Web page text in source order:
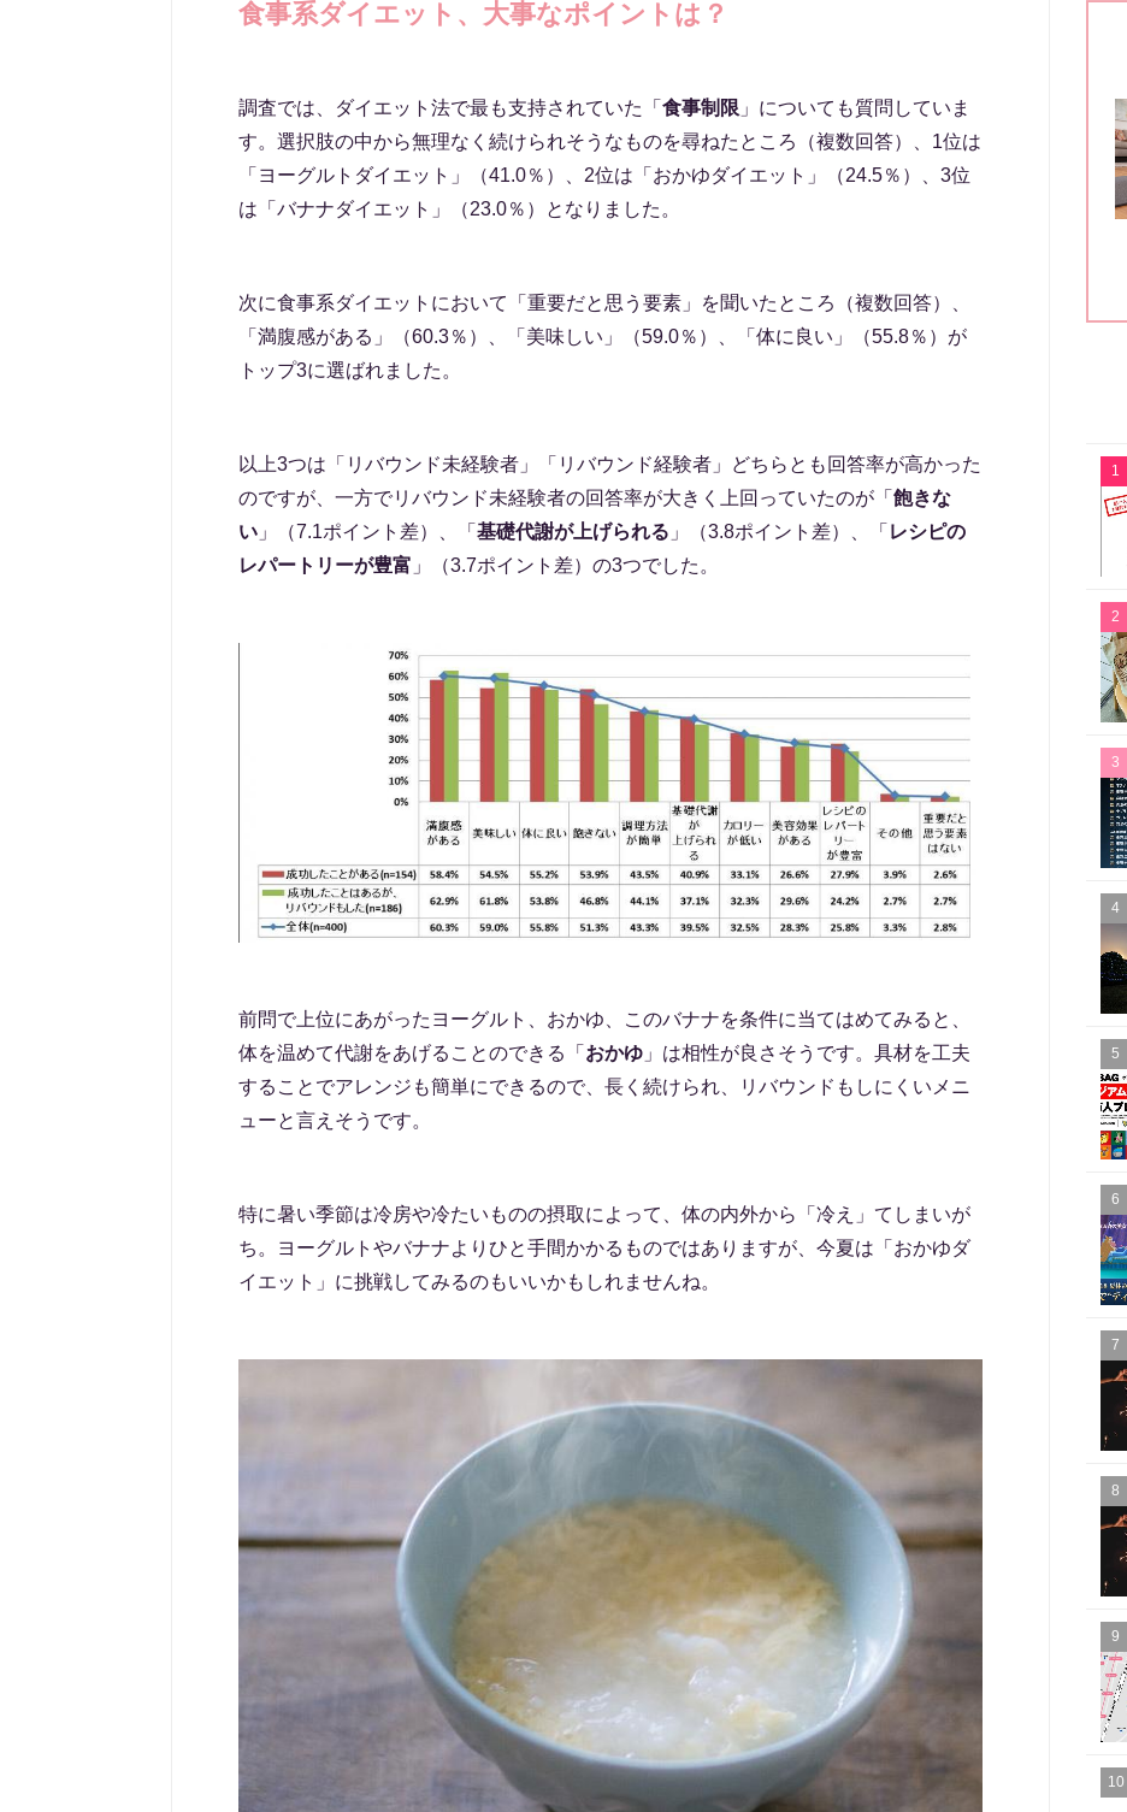
食事系ダイエット、大事なポイントは？
調査では、ダイエット法で最も支持されていた「 食事制限 」についても質問していま
す。選択肢の中から無理なく続けられそうなものを尋ねたところ（複数回答）、1位は
「ヨーグルトダイエット」（41.0％）、2位は「おかゆダイエット」（24.5％）、3位
は「バナナダイエット」（23.0％）となりました。
次に食事系ダイエットにおいて「重要だと思う要素」を聞いたところ（複数回答）、
「満腹感がある」（60.3％）、「美味しい」（59.0％）、「体に良い」（55.8％）が
トップ3に選ばれました。
以上3つは「リバウンド未経験者」「リバウンド経験者」どちらとも回答率が高かった
のですが、一方でリバウンド未経験者の回答率が大きく上回っていたのが「 飽きな
い 」（7.1ポイント差）、「 基礎代謝が上げられる 」（3.8ポイント差）、「 レシピの
レパートリーが豊富 」（3.7ポイント差）の3つでした。
前問で上位にあがったヨーグルト、おかゆ、このバナナを条件に当てはめてみると、
体を温めて代謝をあげることのできる「 おかゆ 」は相性が良さそうです。具材を工夫
することでアレンジも簡単にできるので、長く続けられ、リバウンドもしにくいメニ
ューと言えそうです。
特に暑い季節は冷房や冷たいものの摂取によって、体の内外から「冷え」てしまいが
ち。ヨーグルトやバナナよりひと手間かかるものではありますが、今夏は「おかゆダ
イエット」に挑戦してみるのもいいかもしれませんね。
1
2
3
4
5
6
7
8
9
10